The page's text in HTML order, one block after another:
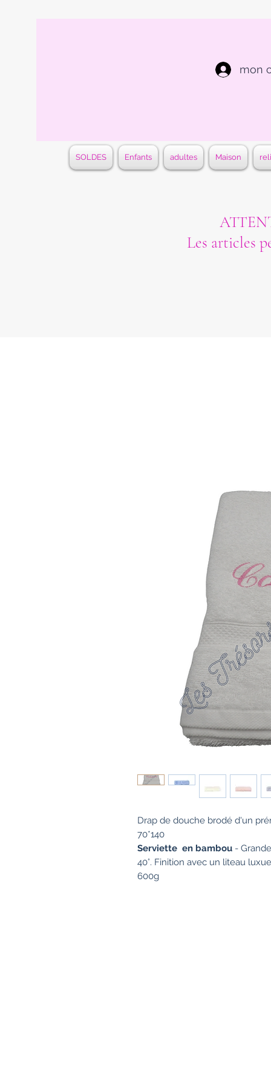
mon
SOLDES Enfants adultes Maison
Les articles
Drap de douche brodé d'un
70*140
Serviette en bambou -
40°. Finition avec un liteau
600g